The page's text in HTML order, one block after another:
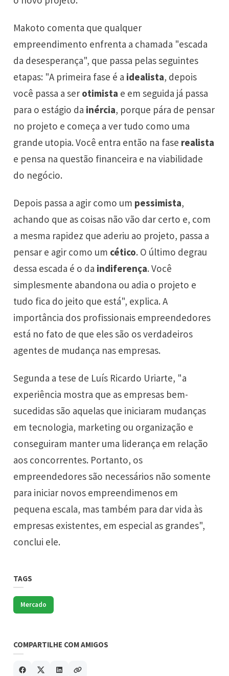
Makoto comenta que qualquer
empreendimento enfrenta a chamada "escada
da desesperança", que passa pelas seguintes
etapas: "A primeira fase é a idealista, depois
você passa a ser otimista e em seguida já passa
para o estágio da inércia, porque pára de pensar
no projeto e começa a ver tudo como uma
grande utopia. Você entra então na fase realista
e pensa na questão financeira e na viabilidade
do negócio.
Depois passa a agir como um pessimista,
achando que as coisas não vão dar certo e, com
a mesma rapidez que aderiu ao projeto, passa a
pensar e agir como um cético. O último degrau
dessa escada é o da indiferença. Você
simplesmente abandona ou adia o projeto e
tudo fica do jeito que está", explica. A
importância dos profissionais empreendedores
está no fato de que eles são os verdadeiros
agentes de mudança nas empresas.
Segunda a tese de Luís Ricardo Uriarte, "a
experiência mostra que as empresas bem-
sucedidas são aquelas que iniciaram mudanças
em tecnologia, marketing ou organização e
conseguiram manter uma liderança em relação
aos concorrentes. Portanto, os
empreendedores são necessários não somente
para iniciar novos empreendimenos em
pequena escala, mas também para dar vida às
empresas existentes, em especial as grandes",
conclui ele.
TAGS
Mercado
COMPARTILHE COM AMIGOS